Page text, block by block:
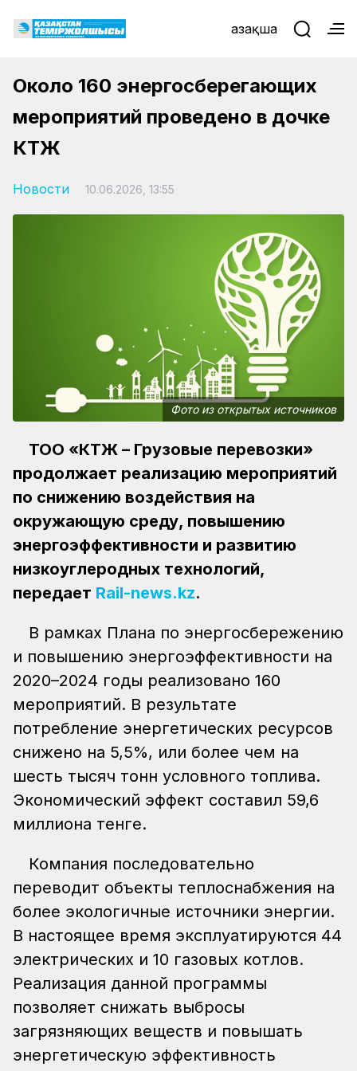
Қазақша
Около 160 энергосберегающих
мероприятий проведено в дочке
КТЖ
Новости 10.06.2026, 13:55
Фото из открытых источников
ТОО «КТЖ – Грузовые перевозки»
продолжает реализацию мероприятий
по снижению воздействия на
окружающую среду, повышению
энергоэффективности и развитию
низкоуглеродных технологий,
передает Rail-news.kz.
В рамках Плана по энергосбережению
и повышению энергоэффективности на
2020–2024 годы реализовано 160
мероприятий. В результате
потребление энергетических ресурсов
снижено на 5,5%, или более чем на
шесть тысяч тонн условного топлива.
Экономический эффект составил 59,6
миллиона тенге.
Компания последовательно
переводит объекты теплоснабжения на
более экологичные источники энергии.
В настоящее время эксплуатируются 44
электрических и 10 газовых котлов.
Реализация данной программы
позволяет снижать выбросы
загрязняющих веществ и повышать
энергетическую эффективность